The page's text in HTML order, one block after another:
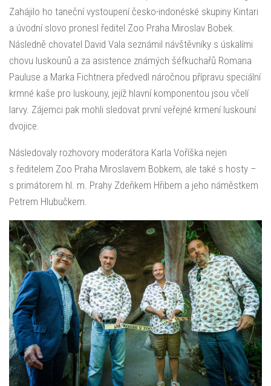
Zahájilo ho taneční vystoupení česko-indonéské skupiny Kintari
a úvodní slovo pronesl ředitel Zoo Praha Miroslav Bobek.
Následně chovatel David Vala seznámil návštěvníky s úskalími
chovu luskounů a za asistence známých šéfkuchařů Romana
Pauluse a Marka Fichtnera předvedl náročnou přípravu speciální
krmné kaše pro luskouny, jejíž hlavní komponentou jsou včelí
larvy. Zájemci pak mohli sledovat první veřejné krmení luskouní
dvojice.
Následovaly rozhovory moderátora Karla Voříška nejen
s ředitelem Zoo Praha Miroslavem Bobkem, ale také s hosty –
s primátorem hl. m. Prahy Zdeňkem Hřibem a jeho náměstkem
Petrem Hlubučkem.